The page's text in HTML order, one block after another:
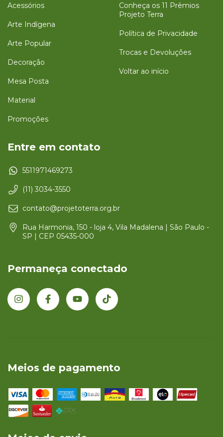
Acessórios
Arte Indígena
Arte Popular
Decoração
Mesa Posta
Material
Promoções
Conheça os 11 Prêmios
Projeto Terra
Política de Privacidade
Trocas e Devoluções
Voltar ao início
Entre em contato
5511971469273
(11) 3034-3550
contato@projetoterra.org.br
Rua Harmonia, 150 - loja 4, Vila Madalena | São Paulo -
SP | CEP 05435-000
Permaneça conectado
Meios de pagamento